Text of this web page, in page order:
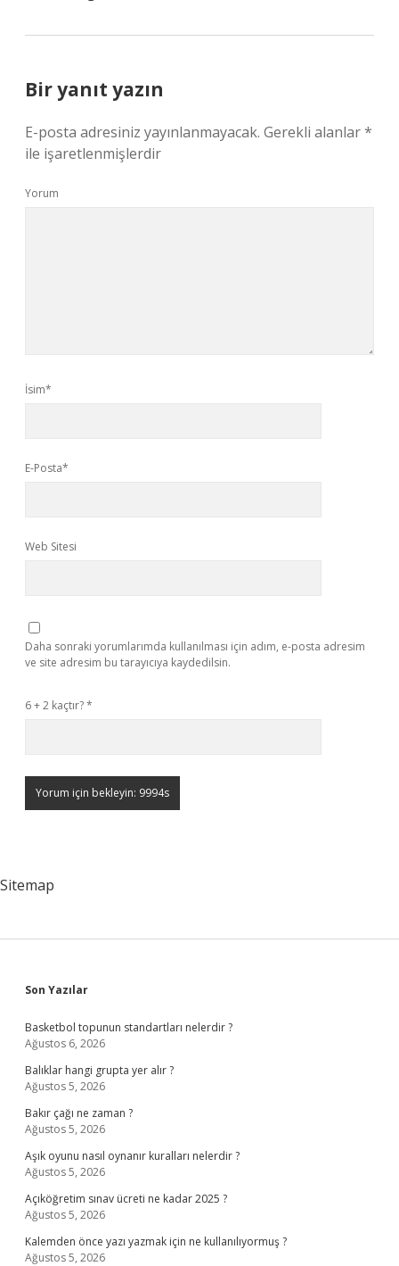
Bir yanıt yazın
E-posta adresiniz yayınlanmayacak. Gerekli alanlar*
ile işaretlenmişlerdir
Yorum
İsim*
E-Posta*
Web Sitesi
Daha sonraki yorumlarımda kullanılması için adım, e-posta adresim
ve site adresim bu tarayıcıya kaydedilsin.
6 + 2 kaçtır?*
Sitemap
Sidebar
Son Yazılar
Basketbol topunun standartları nelerdir ?
Ağustos 6, 2026
Balıklar hangi grupta yer alır ?
Ağustos 5, 2026
Bakır çağı ne zaman ?
Ağustos 5, 2026
Aşık oyunu nasıl oynanır kuralları nelerdir ?
Ağustos 5, 2026
Açıköğretim sınav ücreti ne kadar 2025 ?
Ağustos 5, 2026
Kalemden önce yazı yazmak için ne kullanılıyormuş ?
Ağustos 5, 2026